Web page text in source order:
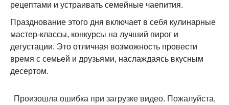
рецептами и устраивать семейные чаепития.
Празднование этого дня включает в себя кулинарные
мастер-классы, конкурсы на лучший пирог и
дегустации. Это отличная возможность провести
время с семьей и друзьями, наслаждаясь вкусным
десертом.
Произошла ошибка при загрузке видео. Пожалуйста,